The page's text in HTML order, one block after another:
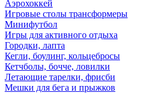
Аэрохоккей
Игровые столы трансформеры
Минифутбол
Игры для активного отдыха
Городки, лапта
Кегли, боулинг, кольцебросы
Кетчболы, бочче, ловилки
Летающие тарелки, фрисби
Мешки для бега и прыжков